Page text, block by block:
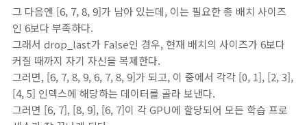
그 다음엔 [6, 7, 8, 9]가 남아 있는데, 이는 필요한 총 배치 사이즈
인 6보다 부족하다.
그래서 drop_last가 False인 경우, 현재 배치의 사이즈가 6보다
커질 때까지 자기 자신을 복제한다.
그러면, [6, 7, 8, 9, 6, 7, 8, 9]가 되고, 이 중에서 각각 [0, 1], [2, 3],
[4, 5] 인덱스에 해당하는 데이터를 골라 보낸다.
그러면 [6, 7], [8, 9], [6, 7]이 각 GPU에 할당되어 모든 학습 프로